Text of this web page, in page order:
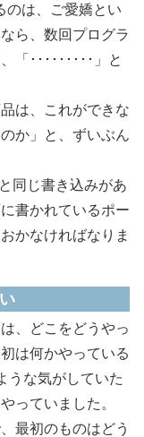
のは、ご愛嬌とい
ら、数回プログラ
「･････････」と
は、これができな
か」と、ずいぶん
同じ書き込みがあ
書かれているポー
かなければなりま
、どこをどうやっ
は何かやっている
うな気がしていた
っていました。
最初のものはどう